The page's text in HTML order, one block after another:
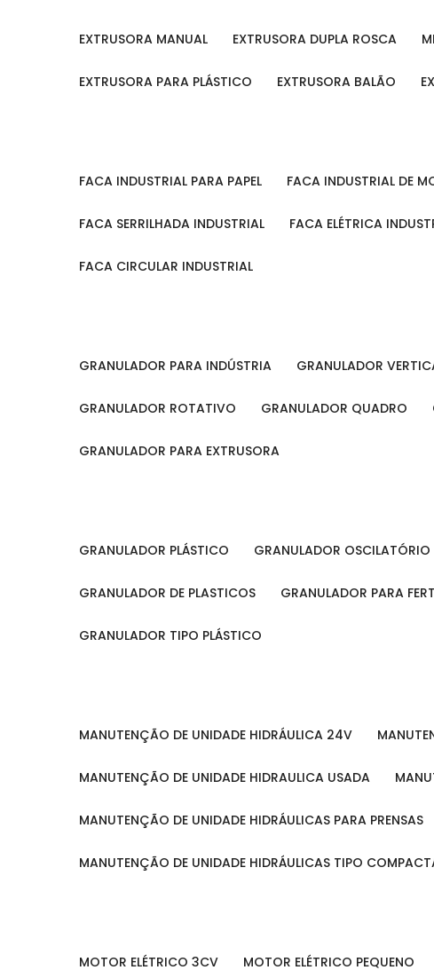
EXTRUSORA MANUAL EXTRUSORA DUPLA ROSCA
EXTRUSORA PARA PLÁSTICO EXTRUSORA BALÃO
FACA INDUSTRIAL PARA PAPEL FACA INDUSTRIAL DE
FACA SERRILHADA INDUSTRIAL FACA ELÉTRICA
FACA CIRCULAR INDUSTRIAL
GRANULADOR PARA INDÚSTRIA GRANULADOR
GRANULADOR ROTATIVO GRANULADOR QUADRO
GRANULADOR PARA EXTRUSORA
GRANULADOR PLÁSTICO GRANULADOR OSCILATÓRIO
GRANULADOR DE PLASTICOS GRANULADOR PARA
GRANULADOR TIPO PLÁSTICO
MANUTENÇÃO DE UNIDADE HIDRÁULICA 24V
MANUTENÇÃO DE UNIDADE HIDRAULICA USADA
MANUTENÇÃO DE UNIDADE HIDRÁULICAS PARA PRENSAS
MANUTENÇÃO DE UNIDADE HIDRÁULICAS TIPO
MOTOR ELÉTRICO 3CV MOTOR ELÉTRICO PEQUENO